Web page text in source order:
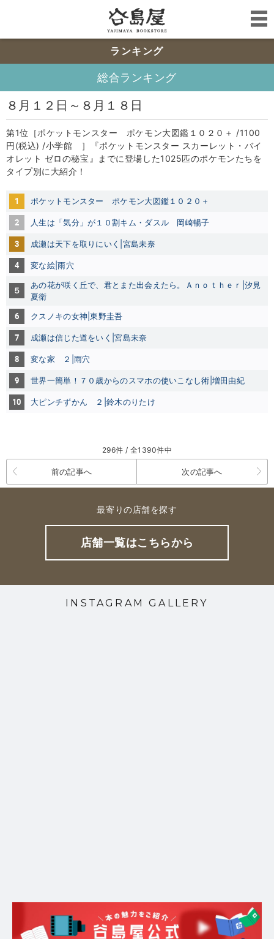
ランキング
総合ランキング
８月１２日～８月１８日
第1位［ポケットモンスター ポケモン大図鑑１０２０＋ /1100
円(税込) /小学館 ］『ポケットモンスター スカーレット・バイ
オレット ゼロの秘宝』までに登場した1025匹のポケモンたちを
タイプ別に大紹介！
1 ポケットモンスター ポケモン大図鑑１０２０＋
2 人生は「気分」が１０割キム・ダスル 岡崎暢子
3 成瀬は天下を取りにいく|宮島未奈
4 変な絵|雨穴
５
あの花が咲く丘で、君とまた出会えたら。Ａｎｏｔｈｅｒ|汐見
夏衛
6 クスノキの女神|東野圭吾
7 成瀬は信じた道をいく|宮島未奈
8 変な家 ２|雨穴
9 世界一簡単！７０歳からのスマホの使いこなし術|増田由紀
10 大ピンチずかん ２|鈴木のりたけ
296件 / 全1390件中
前の記事へ 次の記事へ
最寄りの店舗を探す
店舗一覧はこちらから
INSTAGRAM GALLERY